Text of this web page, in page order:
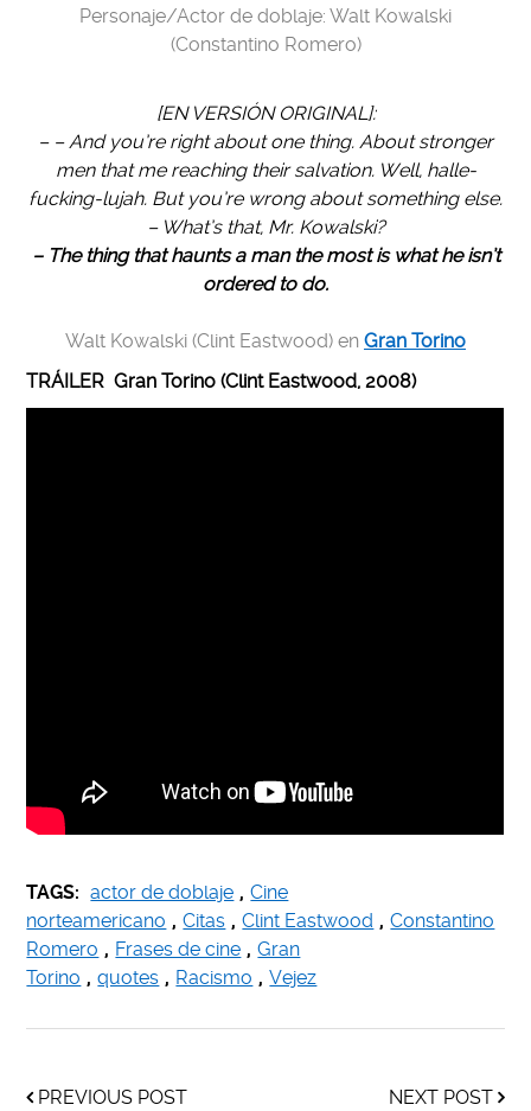
Personaje/Actor de doblaje: Walt Kowalski
(Constantino Romero)
[EN VERSIÓN ORIGINAL]:
– – And you’re right about one thing. About stronger
men that me reaching their salvation. Well, halle-
fucking-lujah. But you’re wrong about something else.
– What’s that, Mr. Kowalski?
– The thing that haunts a man the most is what he isn’t
ordered to do.
Walt Kowalski (Clint Eastwood) en Gran Torino
TRÁILER Gran Torino (Clint Eastwood, 2008)
TAGS: actor de doblaje , Cine
norteamericano , Citas , Clint Eastwood , Constantino
Romero , Frases de cine , Gran
Torino , quotes , Racismo , Vejez
PREVIOUS POST NEXT POST